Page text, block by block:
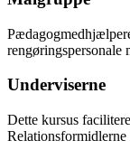
rengøringspersonale
Underviserne
Dette kursus
Relationsformidlerne